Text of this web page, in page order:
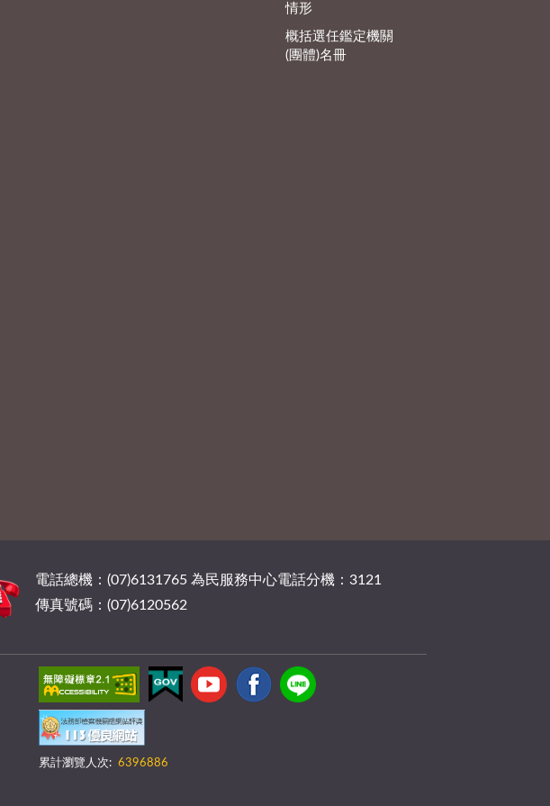
情形
概括選任鑑定機關
(團體)名冊
電話總機：(07)6131765 為民服務中心電話分機：3121
傳真號碼：(07)6120562
累計瀏覽人次: 6396886